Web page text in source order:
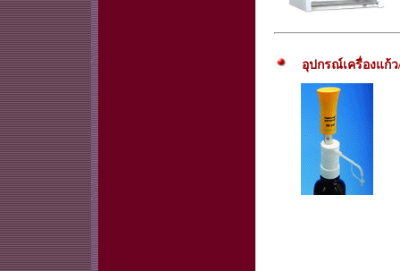
อุปกรณ์เครื่องแก้